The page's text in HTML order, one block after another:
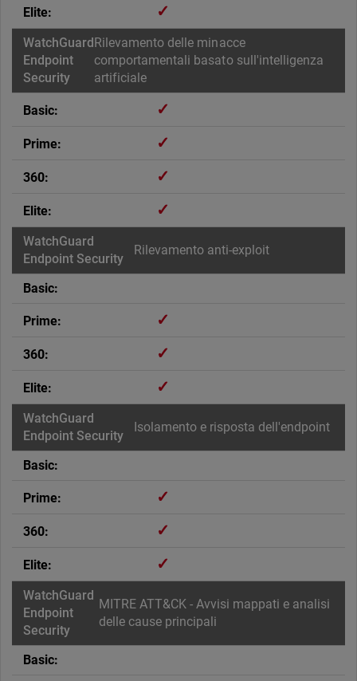
✓
Rilevamento delle minacce
comportamentali basato sull'intelligenza
artificiale
✓
✓
✓
✓
Rilevamento anti-exploit
✓
✓
✓
Isolamento e risposta dell'endpoint
✓
✓
✓
MITRE ATT&CK - Avvisi mappati e analisi
delle cause principali